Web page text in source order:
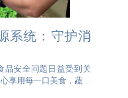
系统：守护消
品安全问题日益受到关
享用每一口美食，蔬菜